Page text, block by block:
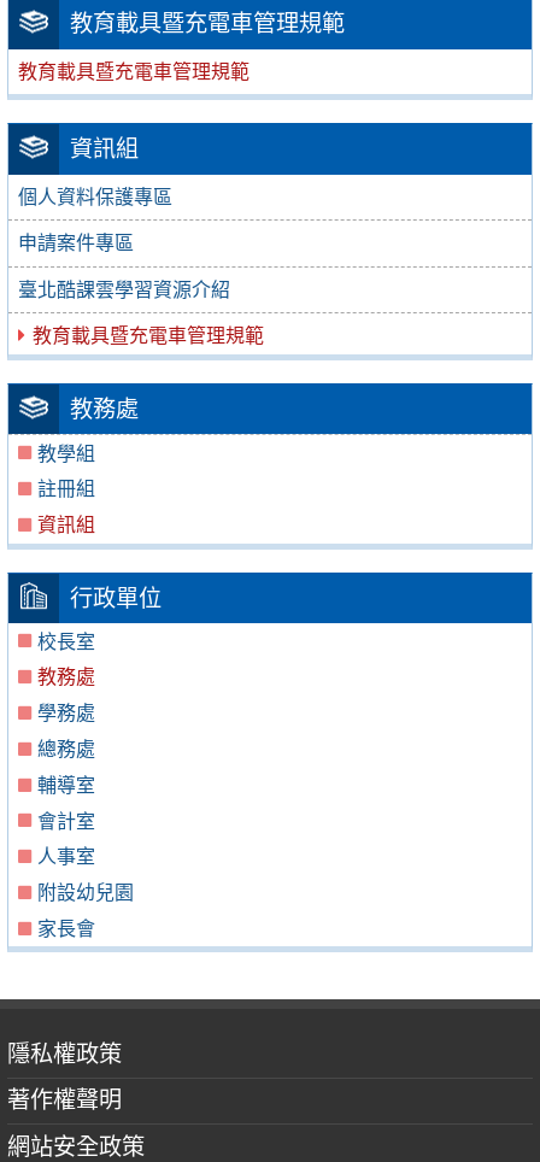
教育載具暨充電車管理規範
教育載具暨充電車管理規範
資訊組
個人資料保護專區
申請案件專區
臺北酷課雲學習資源介紹
教育載具暨充電車管理規範
教務處
教學組
註冊組
資訊組
行政單位
校長室
教務處
學務處
總務處
輔導室
會計室
人事室
附設幼兒園
家長會
隱私權政策
著作權聲明
網站安全政策